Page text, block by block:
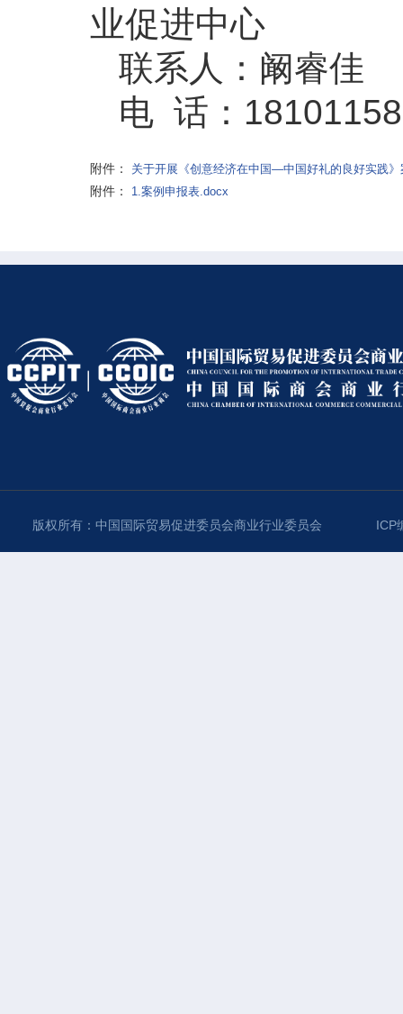
业促进中心
联系人：阚睿佳
电 话：
附件： 关于开展《创意经济在中国—中国好礼的良好实践
附件： 1.案例申报表.docx
版权所有：中国国际贸易促进委员会商业行业委员会 ICP